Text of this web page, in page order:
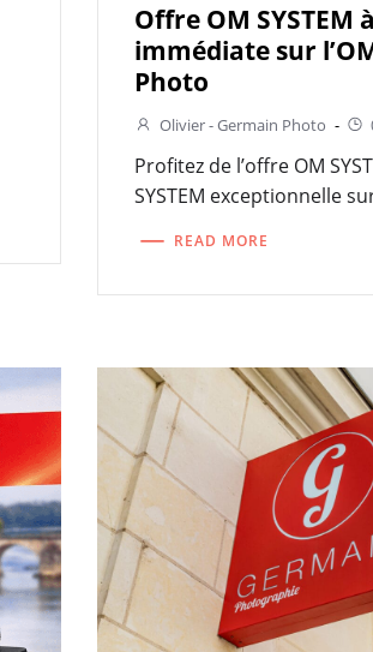
Offre OM SYSTEM
immédiate sur
Photo
Olivier - Germain Photo -
Profitez de l’offre OM
SYSTEM exceptionnelle
READ MORE